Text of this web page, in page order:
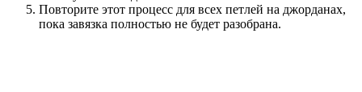
Повторите этот процесс для всех петлей на джорданах,
пока завязка полностью не будет разобрана.